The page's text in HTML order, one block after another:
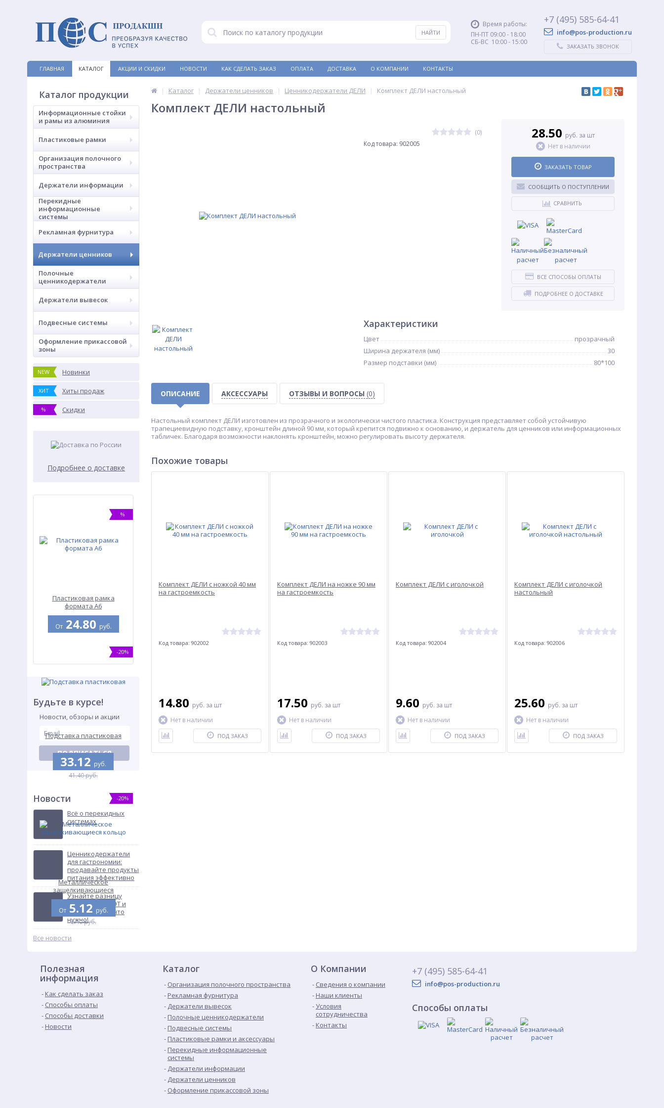
Время работы:
ПН-ПТ 09:00 - 18:00
СБ-ВС 10:00 - 15:00
+7 (495) 585-64-41
info@pos-production.ru
ЗАКАЗАТЬ ЗВОНОК
ГЛАВНАЯ КАТАЛОГ АКЦИИ И СКИДКИ НОВОСТИ КАК СДЕЛАТЬ ЗАКАЗ ОПЛАТА ДОСТАВКА О КОМПАНИИ КОНТАКТЫ
Каталог продукции
Информационные стойки
и рамы из алюминия
Пластиковые рамки
Организация полочного
пространства
Держатели информации
Перекидные
информационные
системы
Рекламная фурнитура
Держатели ценников
Полочные
ценникодержатели
Держатели вывесок
Подвесные системы
Оформление прикассовой
зоны
NEW Новинки
ХИТ Хиты продаж
% Скидки
Подробнее о доставке
%
Пластиковая рамка
формата А6
От24.80 руб.
-20%
Подставка пластиковая
33.12 руб.
41.40 руб.
-20%
Металлическое
защелкивающиеся
кольцо
От5.12 руб.
6.40 руб.
Будьте в курсе!
Новости, обзоры и акции
ПОДПИСАТЬСЯ
Новости
Всё о перекидных
системах
Ценникодержатели
для гастрономии:
продавайте продукты
питания эффективно
Узнайте разницу
между ПВХ и ПЭТ и
покупайте то, что
нужно!
Все новости
Каталог Держатели ценников Ценникодержатели ДЕЛИ Комплект ДЕЛИ настольный
Комплект ДЕЛИ настольный
(0)
Код товара: 902005
28.50 руб. за шт
Нет в наличии
ЗАКАЗАТЬ ТОВАР
СООБЩИТЬ О ПОСТУПЛЕНИИ
СРАВНИТЬ
ВСЕ СПОСОБЫ ОПЛАТЫ
ПОДРОБНЕЕ О ДОСТАВКЕ
Характеристики
Цвет
прозрачный
Ширина держателя (мм)
30
Размер подставки (мм)
80*100
ОПИСАНИЕ АКСЕССУАРЫ ОТЗЫВЫ И ВОПРОСЫ (0)
Настольный комплект ДЕЛИ изготовлен из прозрачного и экологически чистого пластика. Конструкция представляет собой устойчивую
трапециевидную подставку, кронштейн длиной 90 мм, который крепится подвижно к основанию, и держатель для ценников или информационных
табличек. Благодаря возможности наклонять кронштейн, можно регулировать высоту держателя.
Похожие товары
Комплект ДЕЛИ с ножкой 40 мм
на гастроемкость
Код товара: 902002
14.80 руб. за шт
Нет в наличии
ПОД ЗАКАЗ
Комплект ДЕЛИ на ножке 90 мм
на гастроемкость
Код товара: 902003
17.50 руб. за шт
Нет в наличии
ПОД ЗАКАЗ
Комплект ДЕЛИ с иголочкой
Код товара: 902004
9.60 руб. за шт
Нет в наличии
ПОД ЗАКАЗ
Комплект ДЕЛИ с иголочкой
настольный
Код товара: 902006
25.60 руб. за шт
Нет в наличии
ПОД ЗАКАЗ
Полезная
информация
Как сделать заказ
Способы оплаты
Способы доставки
Новости
Каталог
Организация полочного пространства
Рекламная фурнитура
Держатели вывесок
Полочные ценникодержатели
Подвесные системы
Пластиковые рамки и аксессуары
Перекидные информационные
системы
Держатели информации
Держатели ценников
Оформление прикассовой зоны
О Компании
Сведения о компании
Наши клиенты
Условия
сотрудничества
Контакты
+7 (495) 585-64-41
info@pos-production.ru
Способы оплаты